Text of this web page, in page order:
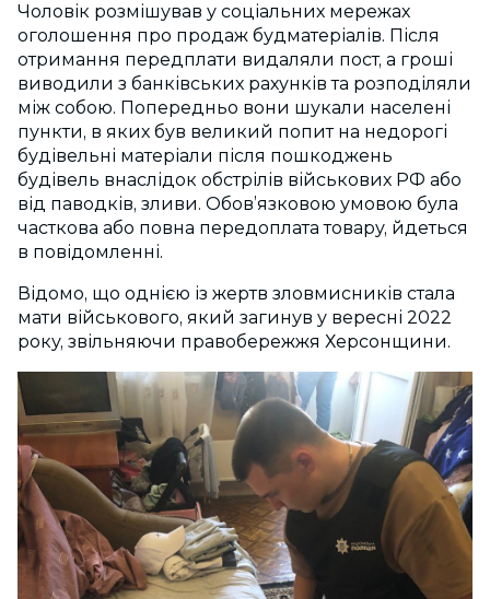
Чоловік розмішував у соціальних мережах
оголошення про продаж будматеріалів. Після
отримання передплати видаляли пост, а гроші
виводили з банківських рахунків та розподіляли
між собою. Попередньо вони шукали населені
пункти, в яких був великий попит на недорогі
будівельні матеріали після пошкоджень
будівель внаслідок обстрілів військових РФ або
від паводків, зливи. Обов’язковою умовою була
часткова або повна передоплата товару, йдеться
в повідомленні.
Відомо, що однією із жертв зловмисників стала
мати військового, який загинув у вересні 2022
року, звільняючи правобережжя Херсонщини.